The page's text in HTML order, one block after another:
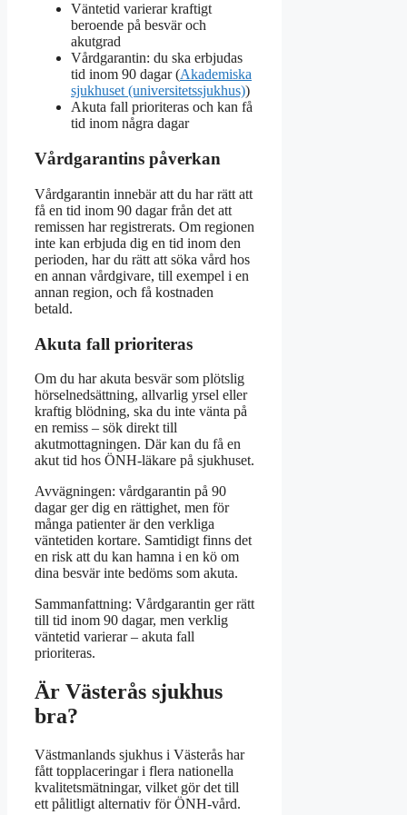
Väntetid varierar kraftigt
beroende på besvär och
akutgrad
Vårdgarantin: du ska erbjudas
tid inom 90 dagar (Akademiska
sjukhuset (universitetssjukhus))
Akuta fall prioriteras och kan få
tid inom några dagar
Vårdgarantins påverkan
Vårdgarantin innebär att du har rätt att
få en tid inom 90 dagar från det att
remissen har registrerats. Om regionen
inte kan erbjuda dig en tid inom den
perioden, har du rätt att söka vård hos
en annan vårdgivare, till exempel i en
annan region, och få kostnaden
betald.
Akuta fall prioriteras
Om du har akuta besvär som plötslig
hörselnedsättning, allvarlig yrsel eller
kraftig blödning, ska du inte vänta på
en remiss – sök direkt till
akutmottagningen. Där kan du få en
akut tid hos ÖNH-läkare på sjukhuset.
Avvägningen: vårdgarantin på 90
dagar ger dig en rättighet, men för
många patienter är den verkliga
väntetiden kortare. Samtidigt finns det
en risk att du kan hamna i en kö om
dina besvär inte bedöms som akuta.
Sammanfattning: Vårdgarantin ger rätt
till tid inom 90 dagar, men verklig
väntetid varierar – akuta fall
prioriteras.
Är Västerås sjukhus
bra?
Västmanlands sjukhus i Västerås har
fått topplaceringar i flera nationella
kvalitetsmätningar, vilket gör det till
ett pålitligt alternativ för ÖNH-vård.